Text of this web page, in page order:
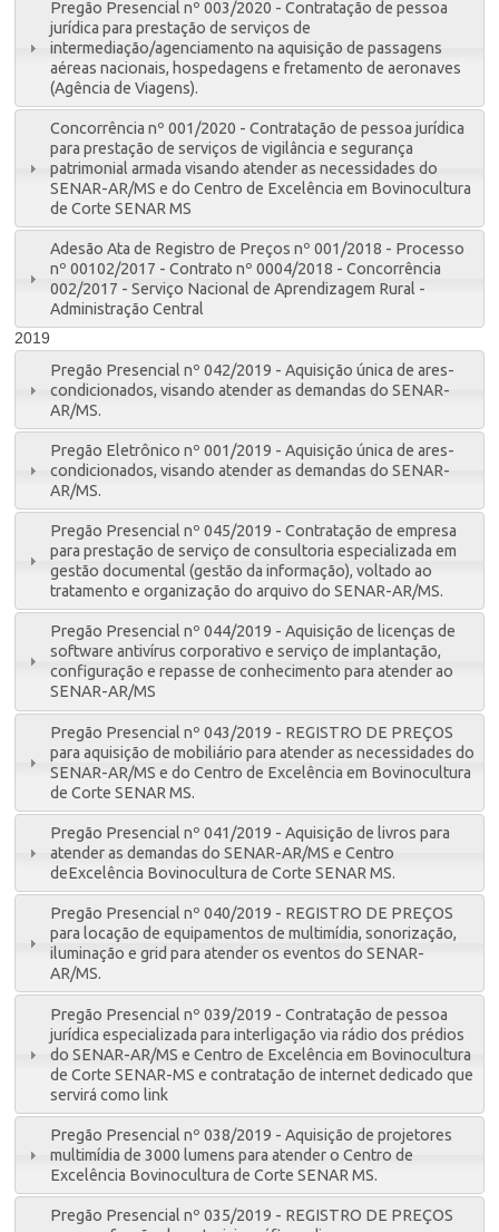
Pregão Presencial nº 003/2020 - Contratação de pessoa
jurídica para prestação de serviços de
intermediação/agenciamento na aquisição de passagens
aéreas nacionais, hospedagens e fretamento de aeronaves
(Agência de Viagens).
Concorrência nº 001/2020 - Contratação de pessoa jurídica
para prestação de serviços de vigilância e segurança
patrimonial armada visando atender as necessidades do
SENAR-AR/MS e do Centro de Excelência em Bovinocultura
de Corte SENAR MS
Adesão Ata de Registro de Preços nº 001/2018 - Processo
nº 00102/2017 - Contrato nº 0004/2018 - Concorrência
002/2017 - Serviço Nacional de Aprendizagem Rural -
Administração Central
2019
Pregão Presencial nº 042/2019 - Aquisição única de ares-
condicionados, visando atender as demandas do SENAR-
AR/MS.
Pregão Eletrônico nº 001/2019 - Aquisição única de ares-
condicionados, visando atender as demandas do SENAR-
AR/MS.
Pregão Presencial nº 045/2019 - Contratação de empresa
para prestação de serviço de consultoria especializada em
gestão documental (gestão da informação), voltado ao
tratamento e organização do arquivo do SENAR-AR/MS.
Pregão Presencial nº 044/2019 - Aquisição de licenças de
software antivírus corporativo e serviço de implantação,
configuração e repasse de conhecimento para atender ao
SENAR-AR/MS
Pregão Presencial nº 043/2019 - REGISTRO DE PREÇOS
para aquisição de mobiliário para atender as necessidades do
SENAR-AR/MS e do Centro de Excelência em Bovinocultura
de Corte SENAR MS.
Pregão Presencial nº 041/2019 - Aquisição de livros para
atender as demandas do SENAR-AR/MS e Centro
deExcelência Bovinocultura de Corte SENAR MS.
Pregão Presencial nº 040/2019 - REGISTRO DE PREÇOS
para locação de equipamentos de multimídia, sonorização,
iluminação e grid para atender os eventos do SENAR-
AR/MS.
Pregão Presencial nº 039/2019 - Contratação de pessoa
jurídica especializada para interligação via rádio dos prédios
do SENAR-AR/MS e Centro de Excelência em Bovinocultura
de Corte SENAR-MS e contratação de internet dedicado que
servirá como link
Pregão Presencial nº 038/2019 - Aquisição de projetores
multimídia de 3000 lumens para atender o Centro de
Excelência Bovinocultura de Corte SENAR MS.
Pregão Presencial nº 035/2019 - REGISTRO DE PREÇOS